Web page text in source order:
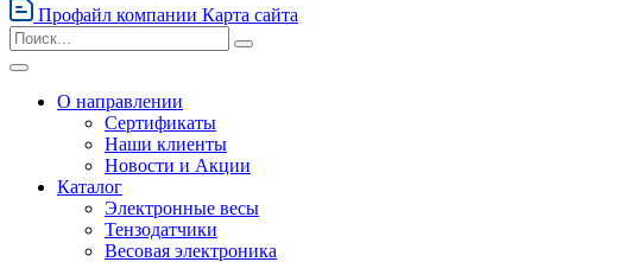
Профайл компании Карта сайта
О направлении
Сертификаты
Наши клиенты
Новости и Акции
Каталог
Электронные весы
Тензодатчики
Весовая электроника